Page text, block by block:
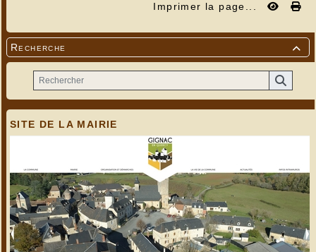
Imprimer la page...

Recherche
SITE DE LA MAIRIE